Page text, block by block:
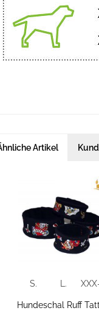
Artikel
S. L.
Hundeschal Ruff